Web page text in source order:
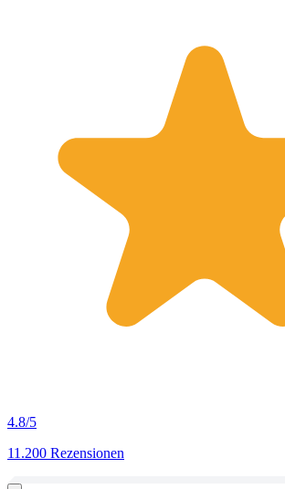
4.8/5
11.200 Rezensionen